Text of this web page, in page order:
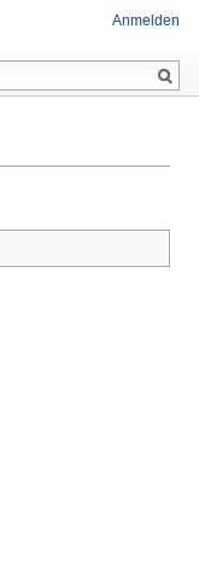
Anmelden